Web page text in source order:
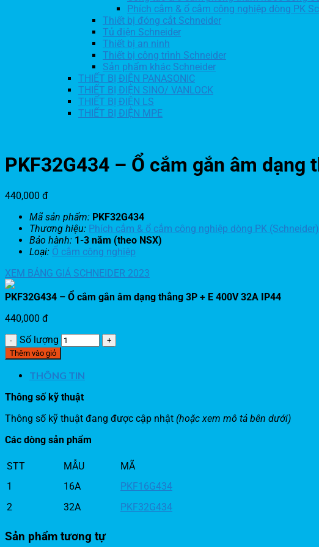
Phích cắm & ổ cắm công nghiệp dòng PK
Thiết bị đóng cắt Schneider
Tủ điện Schneider
Thiết bị an ninh
Thiết bị công trình Schneider
Sản phẩm khác Schneider
THIẾT BỊ ĐIỆN PANASONIC
THIẾT BỊ ĐIỆN SINO/ VANLOCK
THIẾT BỊ ĐIỆN LS
THIẾT BỊ ĐIỆN MPE
PKF32G434 – Ổ cắm gắn âm dạng
440,000 đ
Mã sản phẩm: PKF32G434
Thương hiệu: Phích cắm & ổ cắm công nghiệp dòng PK (Schneider)
Bảo hành: 1-3 năm (theo NSX)
Loại: Ổ cắm công nghiệp
XEM BẢNG GIÁ SCHNEIDER 2023
PKF32G434 – Ổ cắm gắn âm dạng thẳng 3P + E 400V 32A IP44
440,000 đ
Số lượng
Thêm vào giỏ
THÔNG TIN
Thông số kỹ thuật
Thông số kỹ thuật đang được cập nhật (hoặc xem mô tả bên dưới)
Các dòng sản phẩm
STT MẪU
MÃ
1
16A
PKF16G434
2
32A PKF32G434
Sản phẩm tương tự